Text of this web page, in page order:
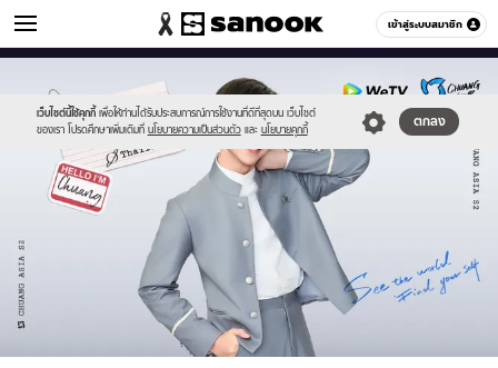
เข้าสู่ระบบสมาชิก
ข่าวบันเทิง หมวดอื่นๆ
เว็บไซต์นี้ใช้คุกกี้ เพื่อให้ท่านได้รับประสบการณ์การใช้งานที่ดีที่สุดบน เว็บไซต์
ของเรา โปรดศึกษาเพิ่มเติมที่ นโยบายความเป็นส่วนตัว และ นโยบายคุกกี้
ตกลง
new-
sanook.png
kao.jpg